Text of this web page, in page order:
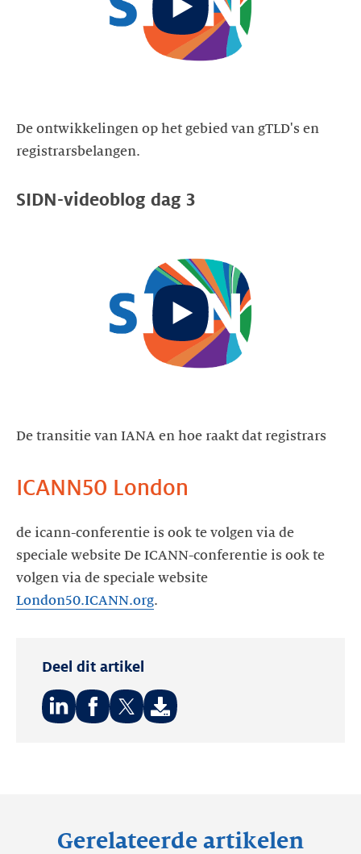
video
De ontwikkelingen op het gebied van gTLD's en
registrarsbelangen.
SIDN-videoblog dag 3
Start
video
De transitie van IANA en hoe raakt dat registrars
ICANN50 London
de icann-conferentie is ook te volgen via de
speciale website De ICANN-conferentie is ook te
volgen via de speciale website
London50.ICANN.org.
Deel dit artikel
Gerelateerde artikelen